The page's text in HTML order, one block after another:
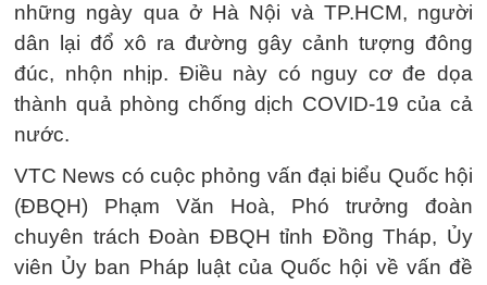
những ngày qua ở Hà Nội và TP.HCM, người
dân lại đổ xô ra đường gây cảnh tượng đông
đúc, nhộn nhịp. Điều này có nguy cơ đe dọa
thành quả phòng chống dịch COVID-19 của cả
nước.
VTC News có cuộc phỏng vấn đại biểu Quốc hội
(ĐBQH) Phạm Văn Hoà, Phó trưởng đoàn
chuyên trách Đoàn ĐBQH tỉnh Đồng Tháp, Ủy
viên Ủy ban Pháp luật của Quốc hội về vấn đề